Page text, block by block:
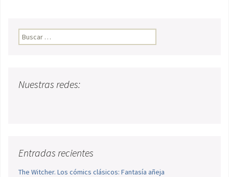
Buscar:
Nuestras redes:
Entradas recientes
The Witcher. Los cómics clásicos: Fantasía añeja